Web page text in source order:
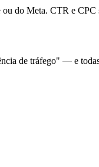
do Meta. CTR e CPC
de tráfego" — e